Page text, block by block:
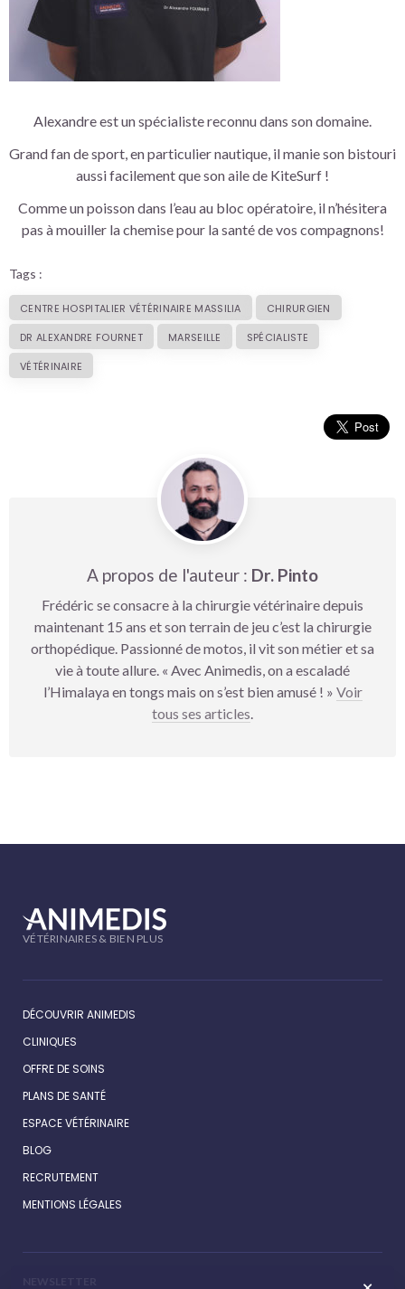
Alexandre est un spécialiste reconnu dans son domaine.
Grand fan de sport, en particulier nautique, il manie son bistouri
aussi facilement que son aile de KiteSurf !
Comme un poisson dans l’eau au bloc opératoire, il n’hésitera
pas à mouiller la chemise pour la santé de vos compagnons!
Tags :
CENTRE HOSPITALIER VÉTÉRINAIRE MASSILIA
CHIRURGIEN
DR ALEXANDRE FOURNET
MARSEILLE
SPÉCIALISTE
VÉTÉRINAIRE
A propos de l'auteur : Dr. Pinto
Frédéric se consacre à la chirurgie vétérinaire depuis
maintenant 15 ans et son terrain de jeu c’est la chirurgie
orthopédique. Passionné de motos, il vit son métier et sa
vie à toute allure. « Avec Animedis, on a escaladé
l’Himalaya en tongs mais on s’est bien amusé ! » Voir
tous ses articles.
VÉTÉRINAIRES & BIEN PLUS
DÉCOUVRIR ANIMEDIS
CLINIQUES
OFFRE DE SOINS
PLANS DE SANTÉ
ESPACE VÉTÉRINAIRE
BLOG
RECRUTEMENT
MENTIONS LÉGALES